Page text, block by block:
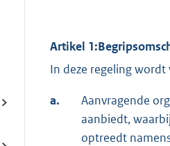
Artikel
In deze regeling wordt
a.
Aanvragende
aanbiedt,
optreedt